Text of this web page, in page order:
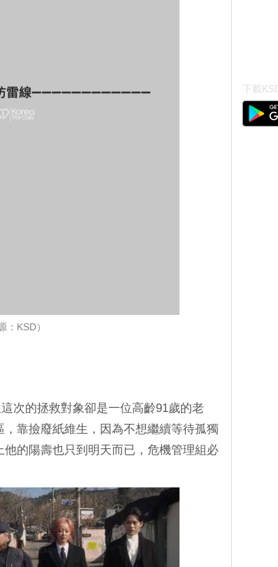
：KSD）
次的拯救對象卻是一位高齡91歲的老
靠撿廢紙維生，因為不想繼續等待孤獨
的陽壽也只到明天而已，危機管理組必
下載